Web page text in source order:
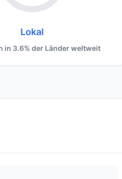
Lokal
in 3.6% der Länder weltweit